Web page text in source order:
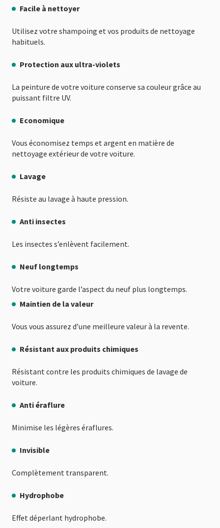
Facile à nettoyer
Utilisez votre shampoing et vos produits de nettoyage
habituels.
Protection aux ultra-violets
La peinture de votre voiture conserve sa couleur grâce au
puissant filtre UV.
Economique
Vous économisez temps et argent en matière de
nettoyage extérieur de votre voiture.
Lavage
Résiste au lavage à haute pression.
Anti insectes
Les insectes s’enlèvent facilement.
Neuf longtemps
Votre voiture garde l’aspect du neuf plus longtemps.
Maintien de la valeur
Vous vous assurez d’une meilleure valeur à la revente.
Résistant aux produits chimiques
Résistant contre les produits chimiques de lavage de
voiture.
Anti éraflure
Minimise les légères éraflures.
Invisible
Complètement transparent.
Hydrophobe
Effet déperlant hydrophobe.